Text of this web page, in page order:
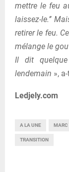
mettre le feu
laissez-le.’’
retirer le feu.
mélange le
Il dit
lendemain »,
Ledjely.com
A LA UNE MARC
TRANSITION